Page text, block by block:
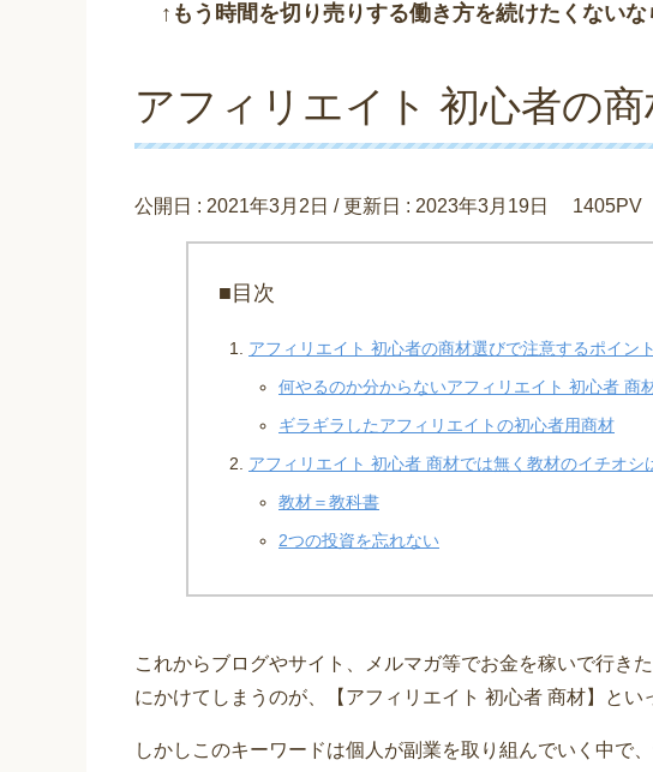
↑もう時間を切り売りする働き方を続けたくない
アフィリエイト 初心者の商
公開日 : 2021年3月2日 / 更新日 : 2023年3月19日 1405PV
■目次
アフィリエイト 初心者の商材選びで注意するポイント
何やるのか分からないアフィリエイト 初心者 商
ギラギラしたアフィリエイトの初心者用商材
アフィリエイト 初心者 商材では無く教材のイチオシ
教材＝教科書
2つの投資を忘れない
これからブログやサイト、メルマガ等でお金を稼いで行き
にかけてしまうのが、【アフィリエイト 初心者 商材】とい
しかしこのキーワードは個人が副業を取り組んでいく中で